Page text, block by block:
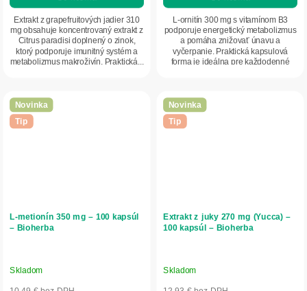
Extrakt z grapefruitových jadier 310
mg obsahuje koncentrovaný extrakt z
Citrus paradisi doplnený o zinok,
ktorý podporuje imunitný systém a
metabolizmus makroživín. Praktická...
L-ornitín 300 mg s vitamínom B3
podporuje energetický metabolizmus
a pomáha znižovať únavu a
vyčerpanie. Praktická kapsulová
forma je ideálna pre každodenné
Novinka
Tip
L-metionín 350 mg – 100 kapsúl
– Bioherba
Skladom
Novinka
Tip
Extrakt z juky 270 mg (Yucca) –
100 kapsúl – Bioherba
Skladom